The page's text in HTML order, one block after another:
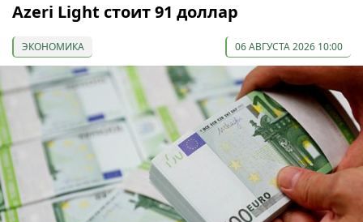
Azeri Light стоит 91 доллар
ЭКОНОМИКА 06 АВГУСТА 2026 10:00